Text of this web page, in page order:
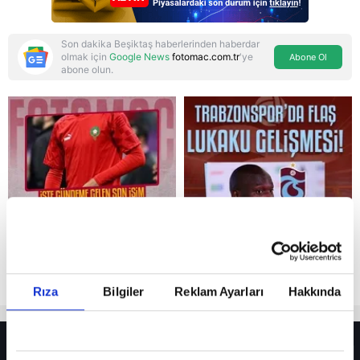
Rıza Bilgiler Reklam Ayarları Hakkında
Reddet
Son dakika Beşiktaş haberlerinden haberdar
olmak için Google News fotomac.com.tr'ye
abone olun.
Abone Ol